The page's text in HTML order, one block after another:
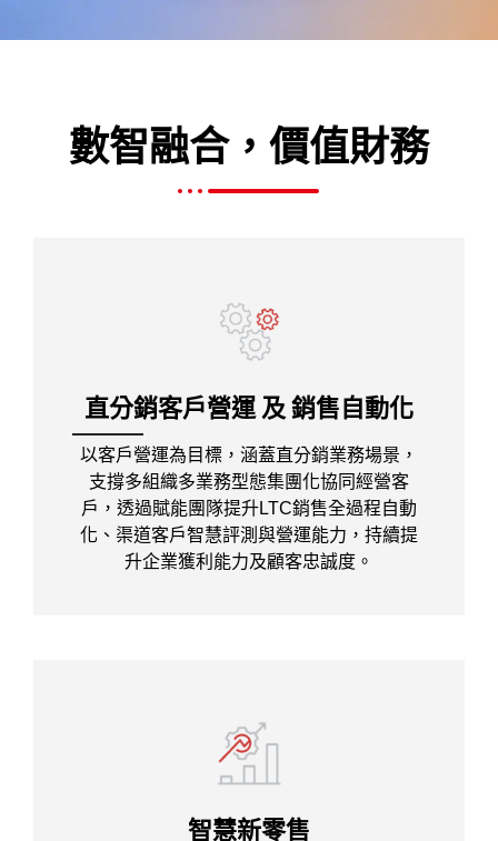
數智融合，價值財務
直分銷客戶營運 及 銷售自動化
以客戶營運為目標，涵蓋直分銷業務場景，
支撐多組織多業務型態集團化協同經營客
戶，透過賦能團隊提升LTC銷售全過程自動
化、渠道客戶智慧評測與營運能力，持續提
升企業獲利能力及顧客忠誠度。
智慧新零售